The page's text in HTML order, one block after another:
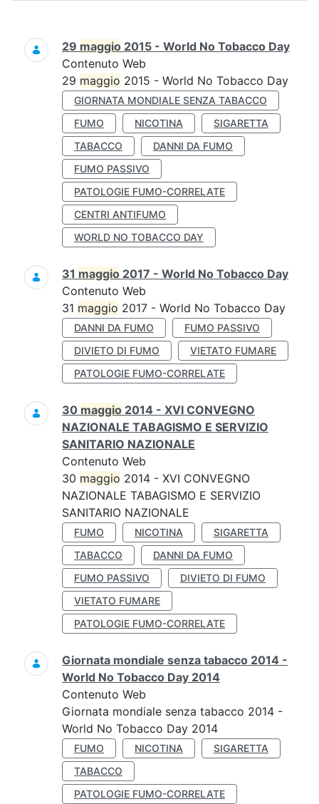
Ricerca
29 maggio 2015 - World No Tobacco Day
Contenuto Web
29 maggio 2015 - World No Tobacco Day
GIORNATA MONDIALE SENZA TABACCO
FUMO
NICOTINA
SIGARETTA
TABACCO
DANNI DA FUMO
FUMO PASSIVO
PATOLOGIE FUMO-CORRELATE
CENTRI ANTIFUMO
WORLD NO TOBACCO DAY
31 maggio 2017 - World No Tobacco Day
Contenuto Web
31 maggio 2017 - World No Tobacco Day
DANNI DA FUMO
FUMO PASSIVO
DIVIETO DI FUMO
VIETATO FUMARE
PATOLOGIE FUMO-CORRELATE
30 maggio 2014 - XVI CONVEGNO
NAZIONALE TABAGISMO E SERVIZIO
SANITARIO NAZIONALE
Contenuto Web
30 maggio 2014 - XVI CONVEGNO
NAZIONALE TABAGISMO E SERVIZIO
SANITARIO NAZIONALE
FUMO NICOTINA
SIGARETTA
TABACCO
DANNI DA FUMO
FUMO PASSIVO
DIVIETO DI FUMO
VIETATO FUMARE
PATOLOGIE FUMO-CORRELATE
Giornata mondiale senza tabacco 2014 -
World No Tobacco Day 2014
Contenuto Web
Giornata mondiale senza tabacco 2014 -
World No Tobacco Day 2014
FUMO NICOTINA
SIGARETTA
TABACCO
PATOLOGIE FUMO-CORRELATE